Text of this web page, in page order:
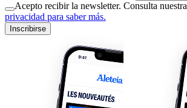
Acepto recibir la newsletter. Consulta nuestra
privacidad para saber más.
Inscribirse